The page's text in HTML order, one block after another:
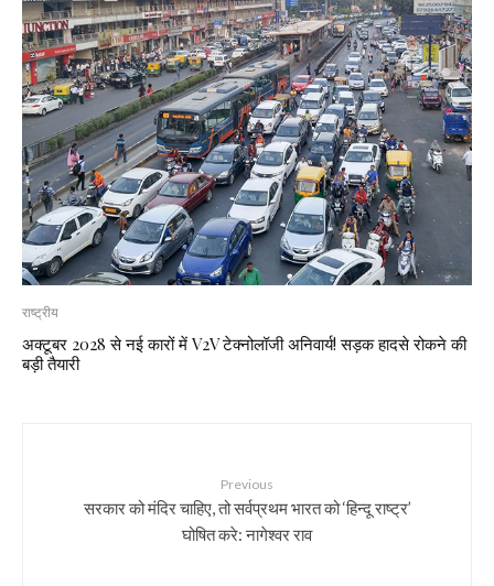
राष्ट्रीय
अक्टूबर 2028 से नई कारों में V2V टेक्नोलॉजी अनिवार्य! सड़क हादसे रोकने की
बड़ी तैयारी
Previous
सरकार को मंदिर चाहिए, तो सर्वप्रथम भारत को ‘हिन्दू राष्ट्र’
घोषित करे: नागेश्‍वर राव